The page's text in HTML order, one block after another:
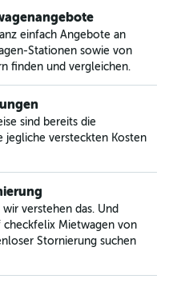
einfach Angebote an
Stationen sowie von
finden und vergleichen.
sind bereits die
jegliche versteckten Kosten
verstehen das. Und
checkfelix Mietwagen von
Stornierung suchen